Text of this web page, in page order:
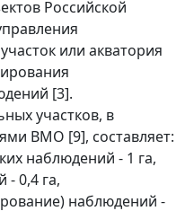
Российской
или акватория
[3].
участков, в
ВМО [9], составляет:
наблюдений - 1 га,
- 0,4 га,
наблюдений -